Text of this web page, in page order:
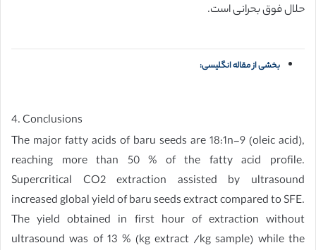
حلال فوق بحرانی است.
بخشی از مقاله انگلیسی:
4. Conclusions
The major fatty acids of baru seeds are 18:1n-9 (oleic acid),
reaching more than 50 % of the fatty acid profile.
Supercritical CO2 extraction assisted by ultrasound
increased global yield of baru seeds extract compared to SFE.
The yield obtained in first hour of extraction without
ultrasound was of 13 % (kg extract /kg sample) while the